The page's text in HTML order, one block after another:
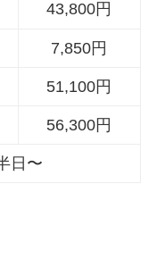
43,800円
7,850円
51,100円
56,300円
日〜